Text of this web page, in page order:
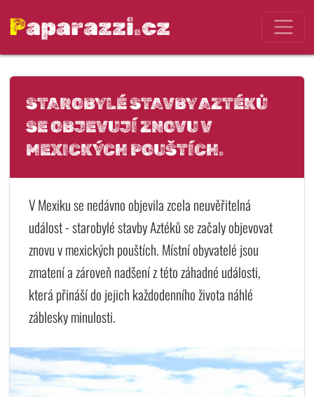
Paparazzi.cz
STAROBYLÉ STAVBY AZTÉKŮ
SE OBJEVUJÍ ZNOVU V
MEXICKÝCH POUŠTÍCH.
V Mexiku se nedávno objevila zcela neuvěřitelná
událost - starobylé stavby Aztéků se začaly objevovat
znovu v mexických pouštích. Místní obyvatelé jsou
zmatení a zároveň nadšení z této záhadné události,
která přináší do jejich každodenního života náhlé
záblesky minulosti.